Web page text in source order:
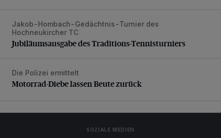
Jubiläumsausgabe des Traditions-Tennisturniers
Jakob-Hombach-Gedächtnis-Turnier des
Hochneukircher TC
Jubiläumsausgabe des Traditions-Tennisturniers
Motorrad-Diebe lassen Beute zurück
Die Polizei ermittelt
Motorrad-Diebe lassen Beute zurück
SOZIALE MEDIEN